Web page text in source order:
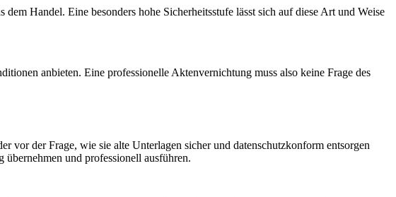
dem Handel. Eine besonders hohe Sicherheitsstufe lässt sich auf diese Art und Weise
anbieten. Eine professionelle Aktenvernichtung muss also keine Frage des
vor der Frage, wie sie alte Unterlagen sicher und datenschutzkonform entsorgen
und professionell ausführen.